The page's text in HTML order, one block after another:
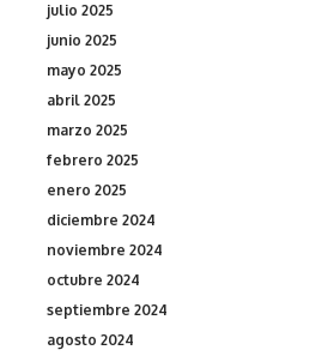
julio 2025
junio 2025
mayo 2025
abril 2025
marzo 2025
febrero 2025
enero 2025
diciembre 2024
noviembre 2024
octubre 2024
septiembre 2024
agosto 2024